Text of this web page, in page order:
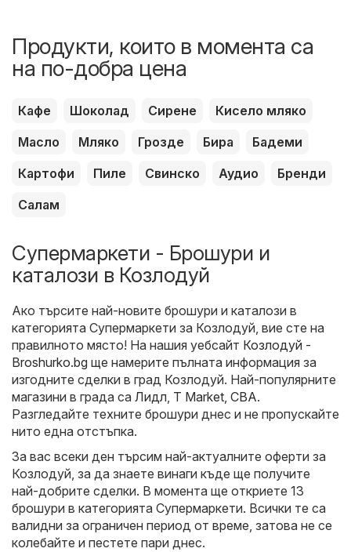
Продукти, които в момента са
на по-добра цена
Кафе Шоколад Сирене
Кисело мляко
Масло
Мляко Грозде Бира
Бадеми
Картофи
Пиле Свинско Аудио
Бренди
Салам
Супермаркети - Брошури и
каталози в Козлодуй
Ако търсите най-новите брошури и каталози в
категорията Супермаркети за Козлодуй, вие сте на
правилното място! На нашия уебсайт Козлодуй -
Broshurko.bg ще намерите пълната информация за
изгодните сделки в град Козлодуй. Най-популярните
магазини в града са Лидл, T Market, CBA.
Разгледайте техните брошури днес и не пропускайте
нито една отстъпка.
За вас всеки ден търсим най-актуалните оферти за
Козлодуй, за да знаете винаги къде ще получите
най-добрите сделки. В момента ще откриете 13
брошури в категорията Супермаркети. Всички те са
валидни за ограничен период от време, затова не се
колебайте и пестете пари днес.